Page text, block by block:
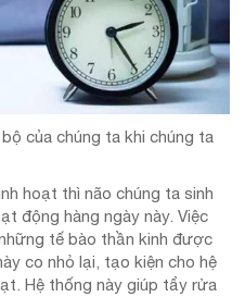
của chúng ta khi chúng ta
hoạt thì não chúng ta sinh
động hàng ngày này. Việc
tế bào thần kinh được
co nhỏ lại, tạo kiện cho hệ
Hệ thống này giúp tẩy rửa